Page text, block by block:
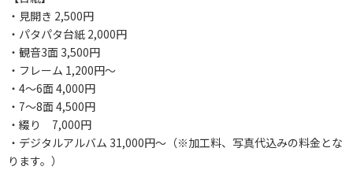
・見開き 2,500円
・パタパタ台紙 2,000円
・観音3面 3,500円
・フレーム 1,200円～
・4～6面 4,000円
・7～8面 4,500円
・綴り 7,000円
・デジタルアルバム 31,000円～（※加工料、写真代込みの料金とな
ります。）